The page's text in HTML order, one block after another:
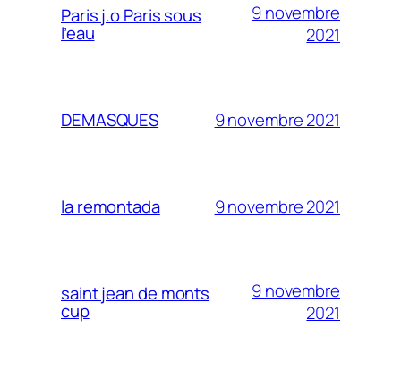
Paris j.o Paris sous
l’eau
9 novembre
2021
DEMASQUES 9 novembre 2021
la remontada 9 novembre 2021
saint jean de monts
cup
9 novembre
2021